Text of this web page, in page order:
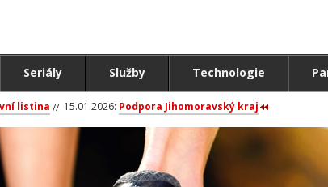
Seriály Služby Technologie
listina 15.01.2026: Podpora Jihomoravský kraj